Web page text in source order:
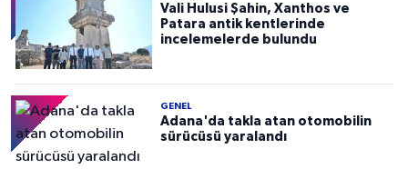
Vali Hulusi Şahin, Xanthos ve
Patara antik kentlerinde
incelemelerde bulundu
GENEL
Adana'da takla atan otomobilin
sürücüsü yaralandı